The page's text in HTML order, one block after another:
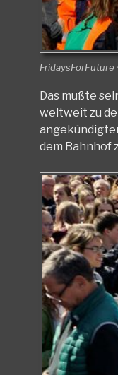
FridaysForFuture
Das mußte
weltweit zu
dem Bahnhof